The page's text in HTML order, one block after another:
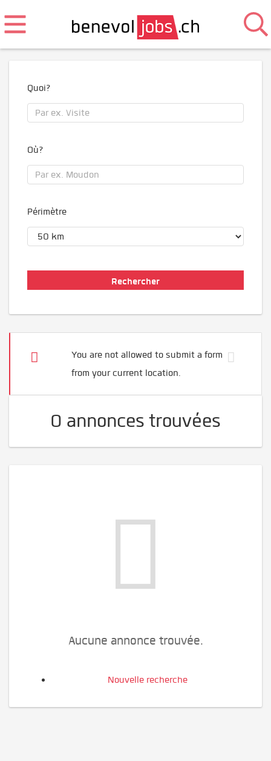
Quoi?
Où?
Périmètre
You are not allowed to submit a form
from your current location.
0 annonces trouvées
Aucune annonce trouvée.
Nouvelle recherche